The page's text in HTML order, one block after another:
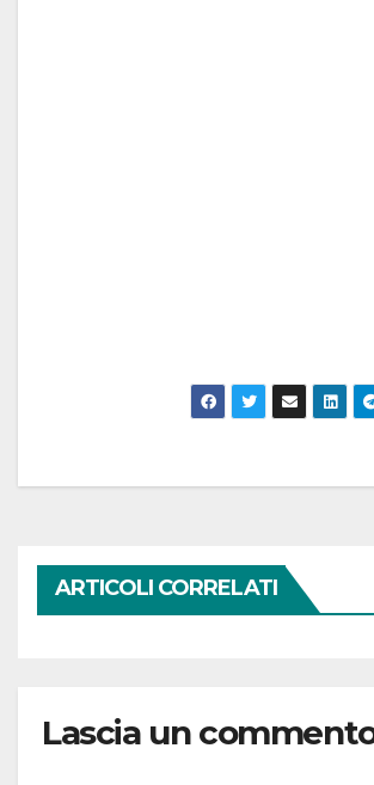
ARTICOLI CORRELATI
Lascia un